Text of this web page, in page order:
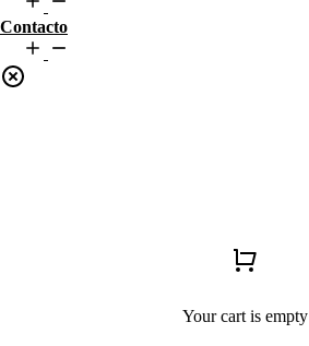
Contacto
Your cart is empty